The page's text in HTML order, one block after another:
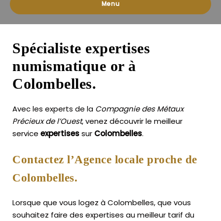
Menu
Spécialiste expertises
numismatique or à
Colombelles.
Avec les experts de la Compagnie des Métaux
Précieux de l’Ouest, venez découvrir le meilleur
service expertisessur Colombelles.
Contactez l’Agence locale proche de
Colombelles.
Lorsque que vous logez à Colombelles, que vous
souhaitez faire des expertises au meilleur tarif du